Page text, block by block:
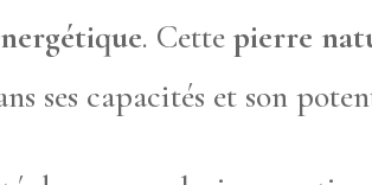
. Cettepierre
ses capacités et son